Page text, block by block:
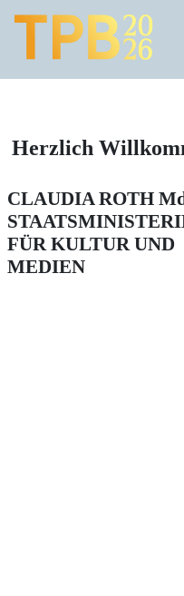
Herzlich
CLAUDIA ROTH
FÜR KULTUR UND
MEDIEN